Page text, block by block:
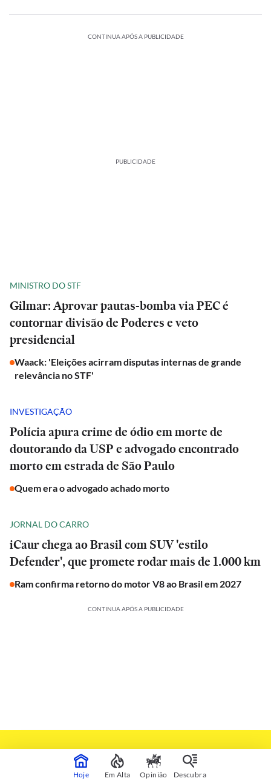
CONTINUA APÓS A PUBLICIDADE
PUBLICIDADE
MINISTRO DO STF
Gilmar: Aprovar pautas-bomba via PEC é
contornar divisão de Poderes e veto
presidencial
Waack: 'Eleições acirram disputas internas de grande
relevância no STF'
INVESTIGAÇÃO
Polícia apura crime de ódio em morte de
doutorando da USP e advogado encontrado
morto em estrada de São Paulo
Quem era o advogado achado morto
JORNAL DO CARRO
iCaur chega ao Brasil com SUV 'estilo
Defender', que promete rodar mais de 1.000 km
Ram confirma retorno do motor V8 ao Brasil em 2027
CONTINUA APÓS A PUBLICIDADE
Hoje Em Alta Opinião Descubra